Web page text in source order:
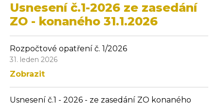
Usnesení č.1-2026 ze zasedání
ZO - konaného 31.1.2026
Rozpočtové opatření č. 1/2026
31. leden 2026
Zobrazit
Usnesení č.1 - 2026 - ze zasedání ZO konaného